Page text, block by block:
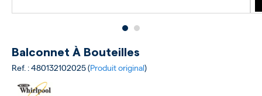
Balconnet À Bouteilles
Ref. : 480132102025 (Produit original)